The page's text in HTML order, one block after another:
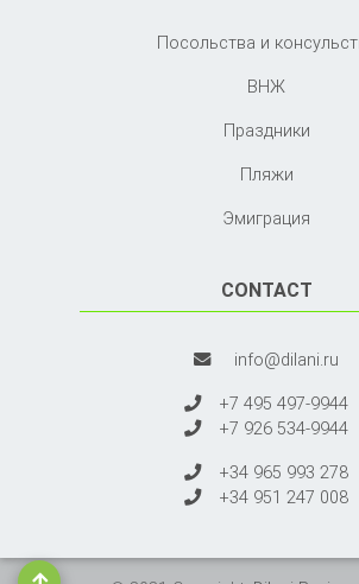
Посольства и
ВНЖ
Праздники
Пляжи
Эмиграция
CONTACT
info@dilani.ru
+7 495 497-9944
+7 926 534-9944
+34 965 993 278
+34 951 247 008